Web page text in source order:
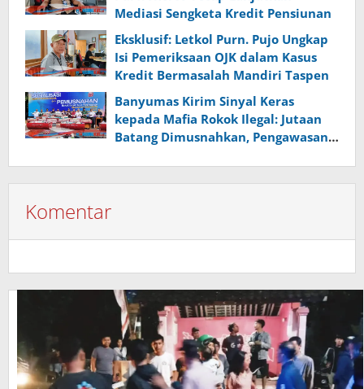
Mediasi Sengketa Kredit Pensiunan
Eksklusif: Letkol Purn. Pujo Ungkap
Isi Pemeriksaan OJK dalam Kasus
Kredit Bermasalah Mandiri Taspen
Banyumas Kirim Sinyal Keras
kepada Mafia Rokok Ilegal: Jutaan
Batang Dimusnahkan, Pengawasan
Komentar